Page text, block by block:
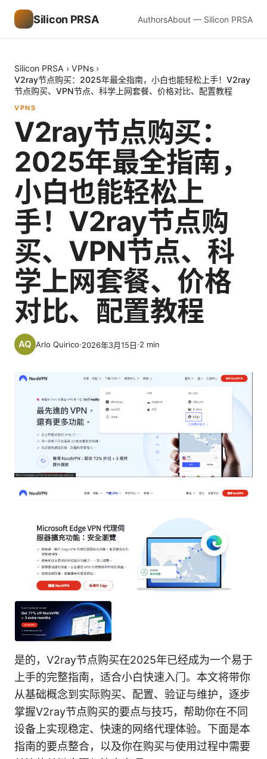
Silicon PRSA AuthorsAbout — Silicon PRSA
Silicon PRSA › VPNs ›
V2ray节点购买：2025年最全指南，小白也能轻松上手！V2ray
节点购买、VPN节点、科学上网套餐、价格对比、配置教程
VPNS
V2ray节点购买：
2025年最全指南，
小白也能轻松上
手！V2ray节点购
买、VPN节点、科
学上网套餐、价格
对比、配置教程
Arlo Quirico·2026年3月15日·2 min
是的，V2ray节点购买在2025年已经成为一个易于
上手的完整指南，适合小白快速入门。本文将带你
从基础概念到实际购买、配置、验证与维护，逐步
掌握V2ray节点购买的要点与技巧，帮助你在不同
设备上实现稳定、快速的网络代理体验。下面是本
指南的要点整合，以及你在购买与使用过程中需要